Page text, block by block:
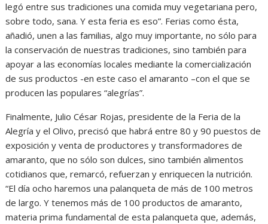
legó entre sus tradiciones una comida muy vegetariana pero,
sobre todo, sana. Y esta feria es eso”. Ferias como ésta,
añadió, unen a las familias, algo muy importante, no sólo para
la conservación de nuestras tradiciones, sino también para
apoyar a las economías locales mediante la comercialización
de sus productos -en este caso el amaranto –con el que se
producen las populares “alegrías”.
Finalmente, Julio César Rojas, presidente de la Feria de la
Alegría y el Olivo, precisó que habrá entre 80 y 90 puestos de
exposición y venta de productores y transformadores de
amaranto, que no sólo son dulces, sino también alimentos
cotidianos que, remarcó, refuerzan y enriquecen la nutrición.
“El día ocho haremos una palanqueta de más de 100 metros
de largo. Y tenemos más de 100 productos de amaranto,
materia prima fundamental de esta palanqueta que, además,